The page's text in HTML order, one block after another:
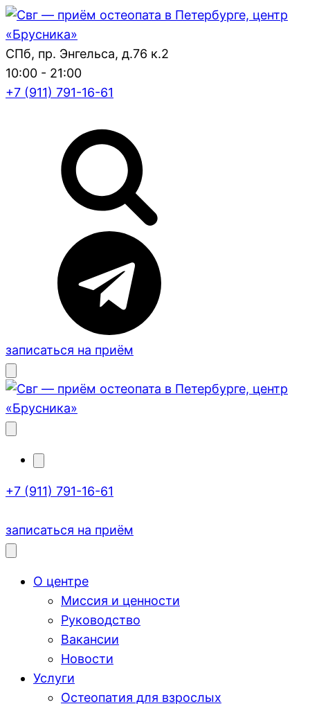
СПб, пр. Энгельса, д.76 к.2
10:00 - 21:00
+7 (911) 791-16-61
записаться на приём
+7 (911) 791-16-61
записаться на приём
О центре
Миссия и ценности
Руководство
Вакансии
Новости
Услуги
Остеопатия для взрослых